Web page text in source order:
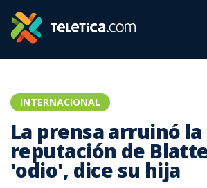
INTERNACIONAL
La prensa arruinó la
reputación de
'odio', dice su hija